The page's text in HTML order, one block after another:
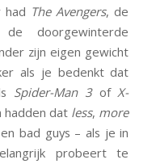
had The Avengers, de
doorgewinterde
zijn eigen gewicht
als je bedenkt dat
Spider-Man 3of X-
hadden dat less, more
bad guys – als je in
probeert te